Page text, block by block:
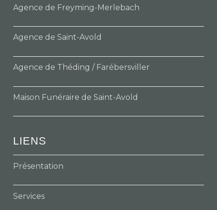
Agence de Freyming-Merlebach
Agence de Saint-Avold
Agence de Théding / Farébersviller
Maison Funéraire de Saint-Avold
LIENS
Présentation
Services